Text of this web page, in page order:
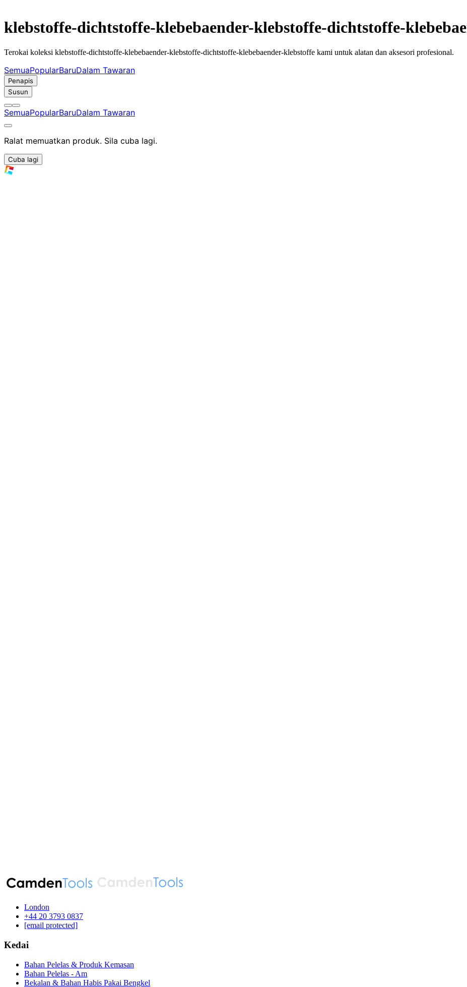
klebstoffe-dichtstoffe-klebebaender-klebstoffe-dichtstoffe-
Terokai koleksi klebstoffe-dichtstoffe-klebebaender-klebstoffe-dichtstoffe-klebebaender-klebstoffe kami untuk alatan dan aksesori profesional.
SemuaPopularBaruDalam Tawaran
Penapis
Susun
SemuaPopularBaruDalam Tawaran
Ralat memuatkan produk. Sila cuba lagi.
Cuba lagi
London
‪+44 20 3793 0837‬
[email protected]
Kedai
Bahan Pelelas & Produk Kemasan
Bahan Pelelas - Am
Bekalan & Bahan Habis Pakai Bengkel